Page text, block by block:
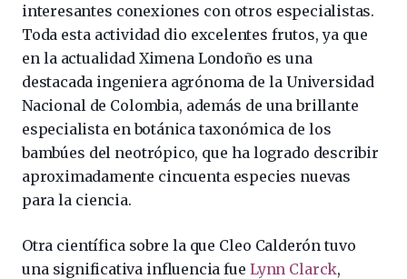
interesantes conexiones con otros especialistas.
Toda esta actividad dio excelentes frutos, ya que
en la actualidad Ximena Londoño es una
destacada ingeniera agrónoma de la Universidad
Nacional de Colombia, además de una brillante
especialista en botánica taxonómica de los
bambúes del neotrópico, que ha logrado describir
aproximadamente cincuenta especies nuevas
para la ciencia.
Otra científica sobre la que Cleo Calderón tuvo
una significativa influencia fueLynn Clarck,